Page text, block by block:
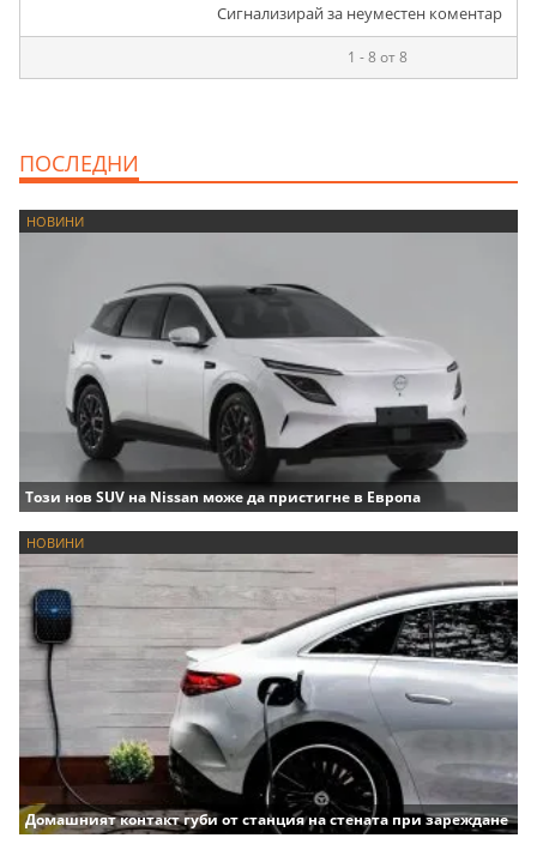
Сигнализирай за неуместен коментар
1 - 8 от 8
ПОСЛЕДНИ
НОВИНИ
Този нов SUV на Nissan може да пристигне в Европа
НОВИНИ
Домашният контакт губи от станция на стената при зареждане